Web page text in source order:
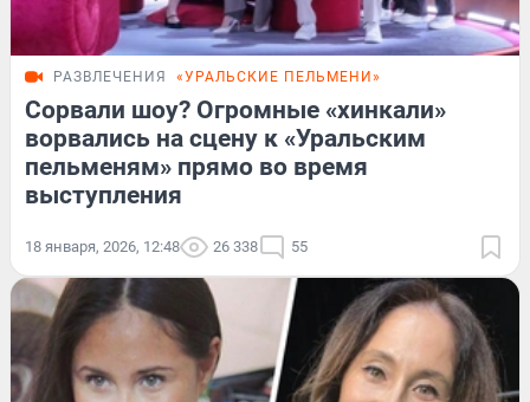
РАЗВЛЕЧЕНИЯ «УРАЛЬСКИЕ ПЕЛЬМЕНИ»
Сорвали шоу? Огромные «хинкали»
ворвались на сцену к «Уральским
пельменям» прямо во время
выступления
18 января, 2026, 12:48 26 338 55